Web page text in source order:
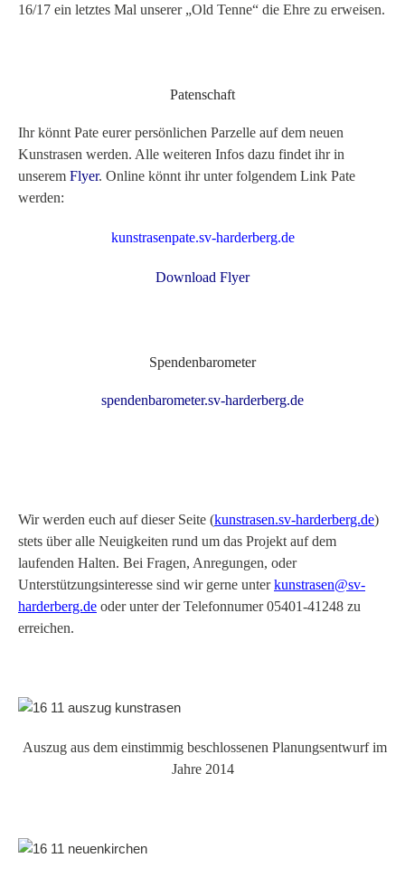
16/17 ein letztes Mal unserer „Old Tenne“ die Ehre zu erweisen.
Patenschaft
Ihr könnt Pate eurer persönlichen Parzelle auf dem neuen
Kunstrasen werden. Alle weiteren Infos dazu findet ihr in
unserem Flyer. Online könnt ihr unter folgendem Link Pate
werden:
kunstrasenpate.sv-harderberg.de
Download Flyer
Spendenbarometer
spendenbarometer.sv-harderberg.de
Wir werden euch auf dieser Seite (kunstrasen.sv-harderberg.de)
stets über alle Neuigkeiten rund um das Projekt auf dem
laufenden Halten. Bei Fragen, Anregungen, oder
Unterstützungsinteresse sind wir gerne unterkunstrasen@sv-
harderberg.de oder unter der Telefonnumer05401-41248 zu
erreichen.
Auszug aus dem einstimmig beschlossenen Planungsentwurf im
Jahre 2014